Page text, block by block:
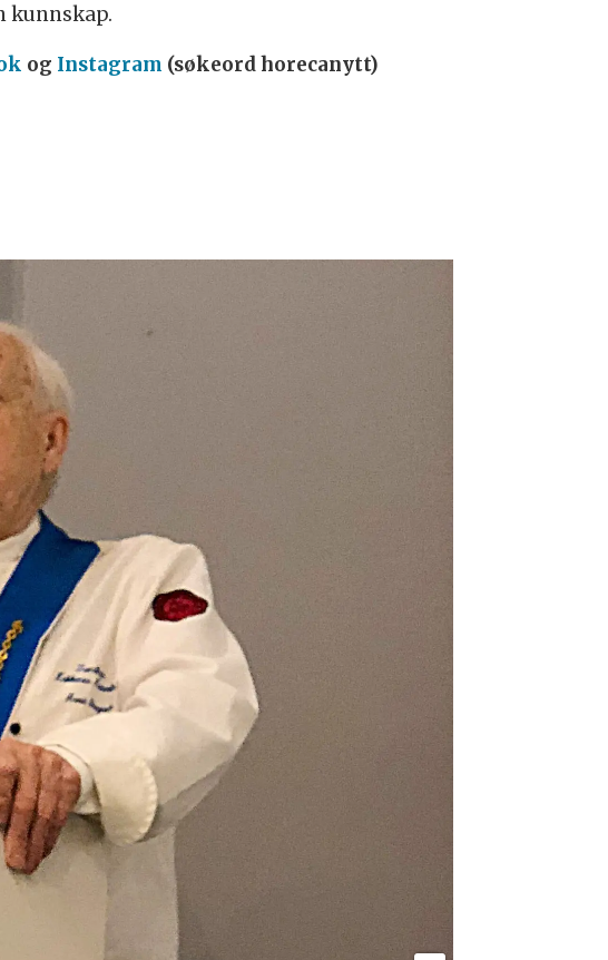
kunnskap.
og Instagram (søkeord horecanytt)